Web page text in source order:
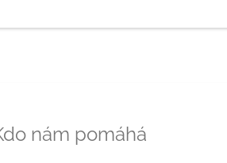
nám pomáhá